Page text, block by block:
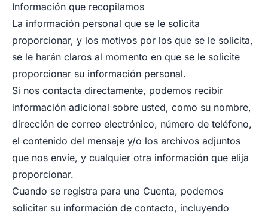
Información que recopilamos
La información personal que se le solicita
proporcionar, y los motivos por los que se le solicita,
se le harán claros al momento en que se le solicite
proporcionar su información personal.
Si nos contacta directamente, podemos recibir
información adicional sobre usted, como su nombre,
dirección de correo electrónico, número de teléfono,
el contenido del mensaje y/o los archivos adjuntos
que nos envíe, y cualquier otra información que elija
proporcionar.
Cuando se registra para una Cuenta, podemos
solicitar su información de contacto, incluyendo